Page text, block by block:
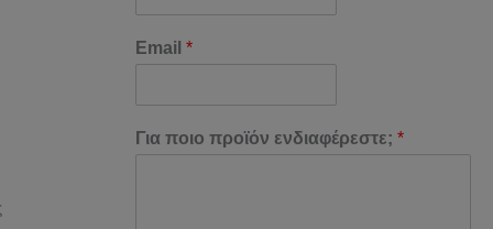
Email *
Για ποιο προϊόν ενδιαφέρεστε; *